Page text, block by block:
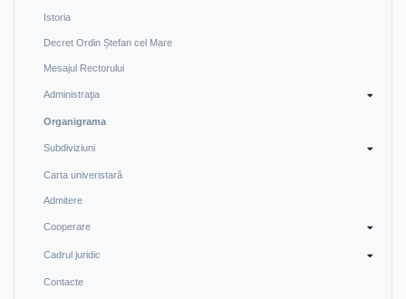
Istoria
Decret Ordin Ștefan cel Mare
Mesajul Rectorului
Administraţia
Organigrama
Subdiviziuni
Carta univeristară
Admitere
Cooperare
Cadrul juridic
Contacte